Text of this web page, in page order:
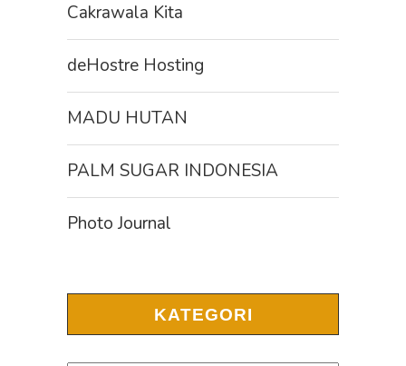
Cakrawala Kita
deHostre Hosting
MADU HUTAN
PALM SUGAR INDONESIA
Photo Journal
KATEGORI